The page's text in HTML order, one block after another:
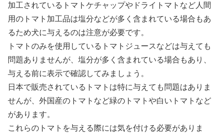
加工されているトマトケチャップやドライトマトなど人間
用のトマト加工品は塩分などが多く含まれている場合もあ
るため犬に与えるのは注意が必要です。
トマトのみを使用しているトマトジュースなどは与えても
問題ありませんが、塩分が多く含まれている場合もあり、
与える前に表示で確認してみましょう。
日本で販売されているトマトは特に与えても問題はありま
せんが、外国産のトマトなど緑のトマトや白いトマトなど
があります。
これらのトマトを与える際には気を付ける必要がありま